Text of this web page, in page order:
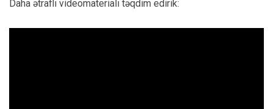
Daha ətraflı videomaterialı təqdim edirik: